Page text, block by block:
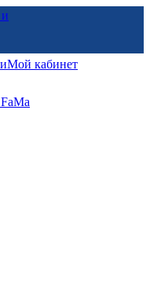
Мой кабинет